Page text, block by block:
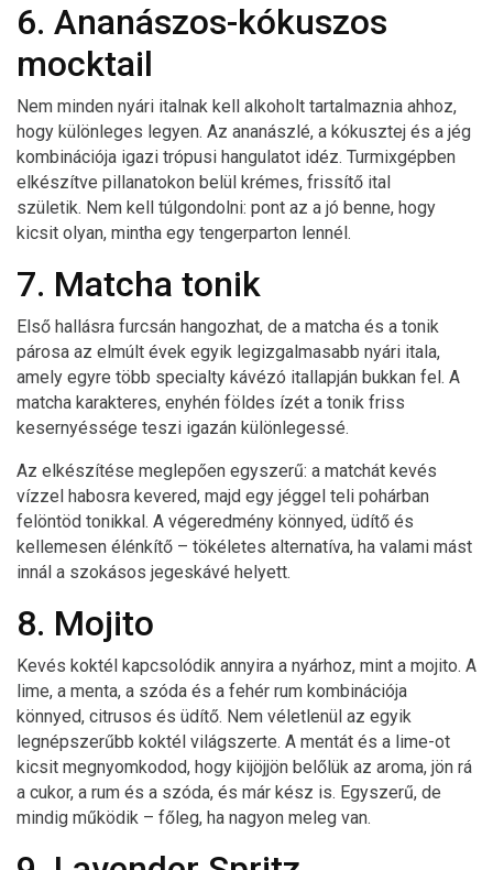
6. Ananászos-kókuszos
mocktail
Nem minden nyári italnak kell alkoholt tartalmaznia ahhoz,
hogy különleges legyen. Az ananászlé, a kókusztej és a jég
kombinációja igazi trópusi hangulatot idéz. Turmixgépben
elkészítve pillanatokon belül krémes, frissítő ital
születik. Nem kell túlgondolni: pont az a jó benne, hogy
kicsit olyan, mintha egy tengerparton lennél.
7. Matcha tonik
Első hallásra furcsán hangozhat, de a matcha és a tonik
párosa az elmúlt évek egyik legizgalmasabb nyári itala,
amely egyre több specialty kávézó itallapján bukkan fel. A
matcha karakteres, enyhén földes ízét a tonik friss
kesernyéssége teszi igazán különlegessé.
Az elkészítése meglepően egyszerű: a matchát kevés
vízzel habosra kevered, majd egy jéggel teli pohárban
felöntöd tonikkal. A végeredmény könnyed, üdítő és
kellemesen élénkítő – tökéletes alternatíva, ha valami mást
innál a szokásos jegeskávé helyett.
8. Mojito
Kevés koktél kapcsolódik annyira a nyárhoz, mint a mojito. A
lime, a menta, a szóda és a fehér rum kombinációja
könnyed, citrusos és üdítő. Nem véletlenül az egyik
legnépszerűbb koktél világszerte. A mentát és a lime-ot
kicsit megnyomkodod, hogy kijöjjön belőlük az aroma, jön rá
a cukor, a rum és a szóda, és már kész is. Egyszerű, de
mindig működik – főleg, ha nagyon meleg van.